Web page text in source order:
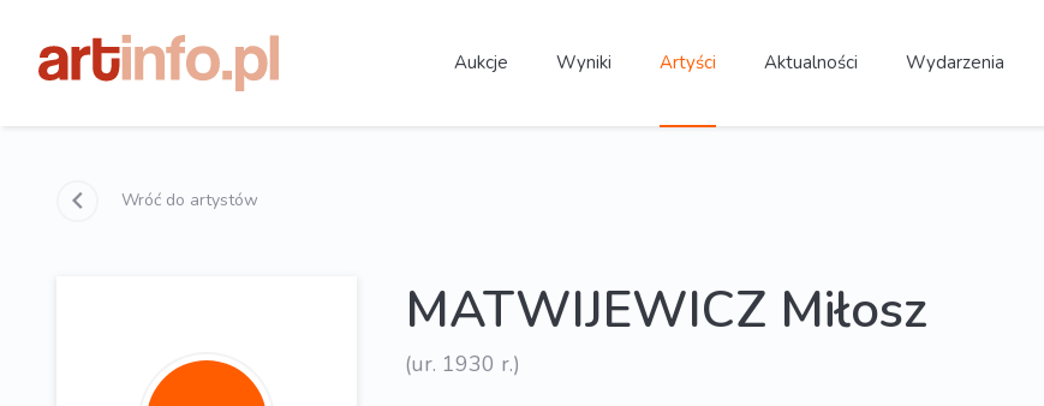
Aukcje Wyniki Artyści Aktualności Wydarzenia
Wróć do artystów
MATWIJEWICZ Miłosz
(ur. 1930 r.)